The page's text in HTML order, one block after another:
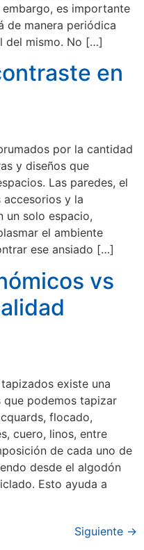
es importante
de manera periódica
del mismo. No […]
en
por la cantidad
y diseños que
Las paredes, el
accesorios y la
un solo espacio,
el ambiente
ese ansiado […]
vs
existe una
podemos tapizar
flocado,
cuero, linos, entre
de cada uno de
desde el algodón
Esto ayuda a
Siguiente →